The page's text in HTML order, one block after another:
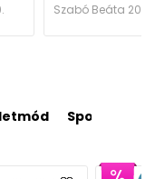
Szabó Beáta
Sport